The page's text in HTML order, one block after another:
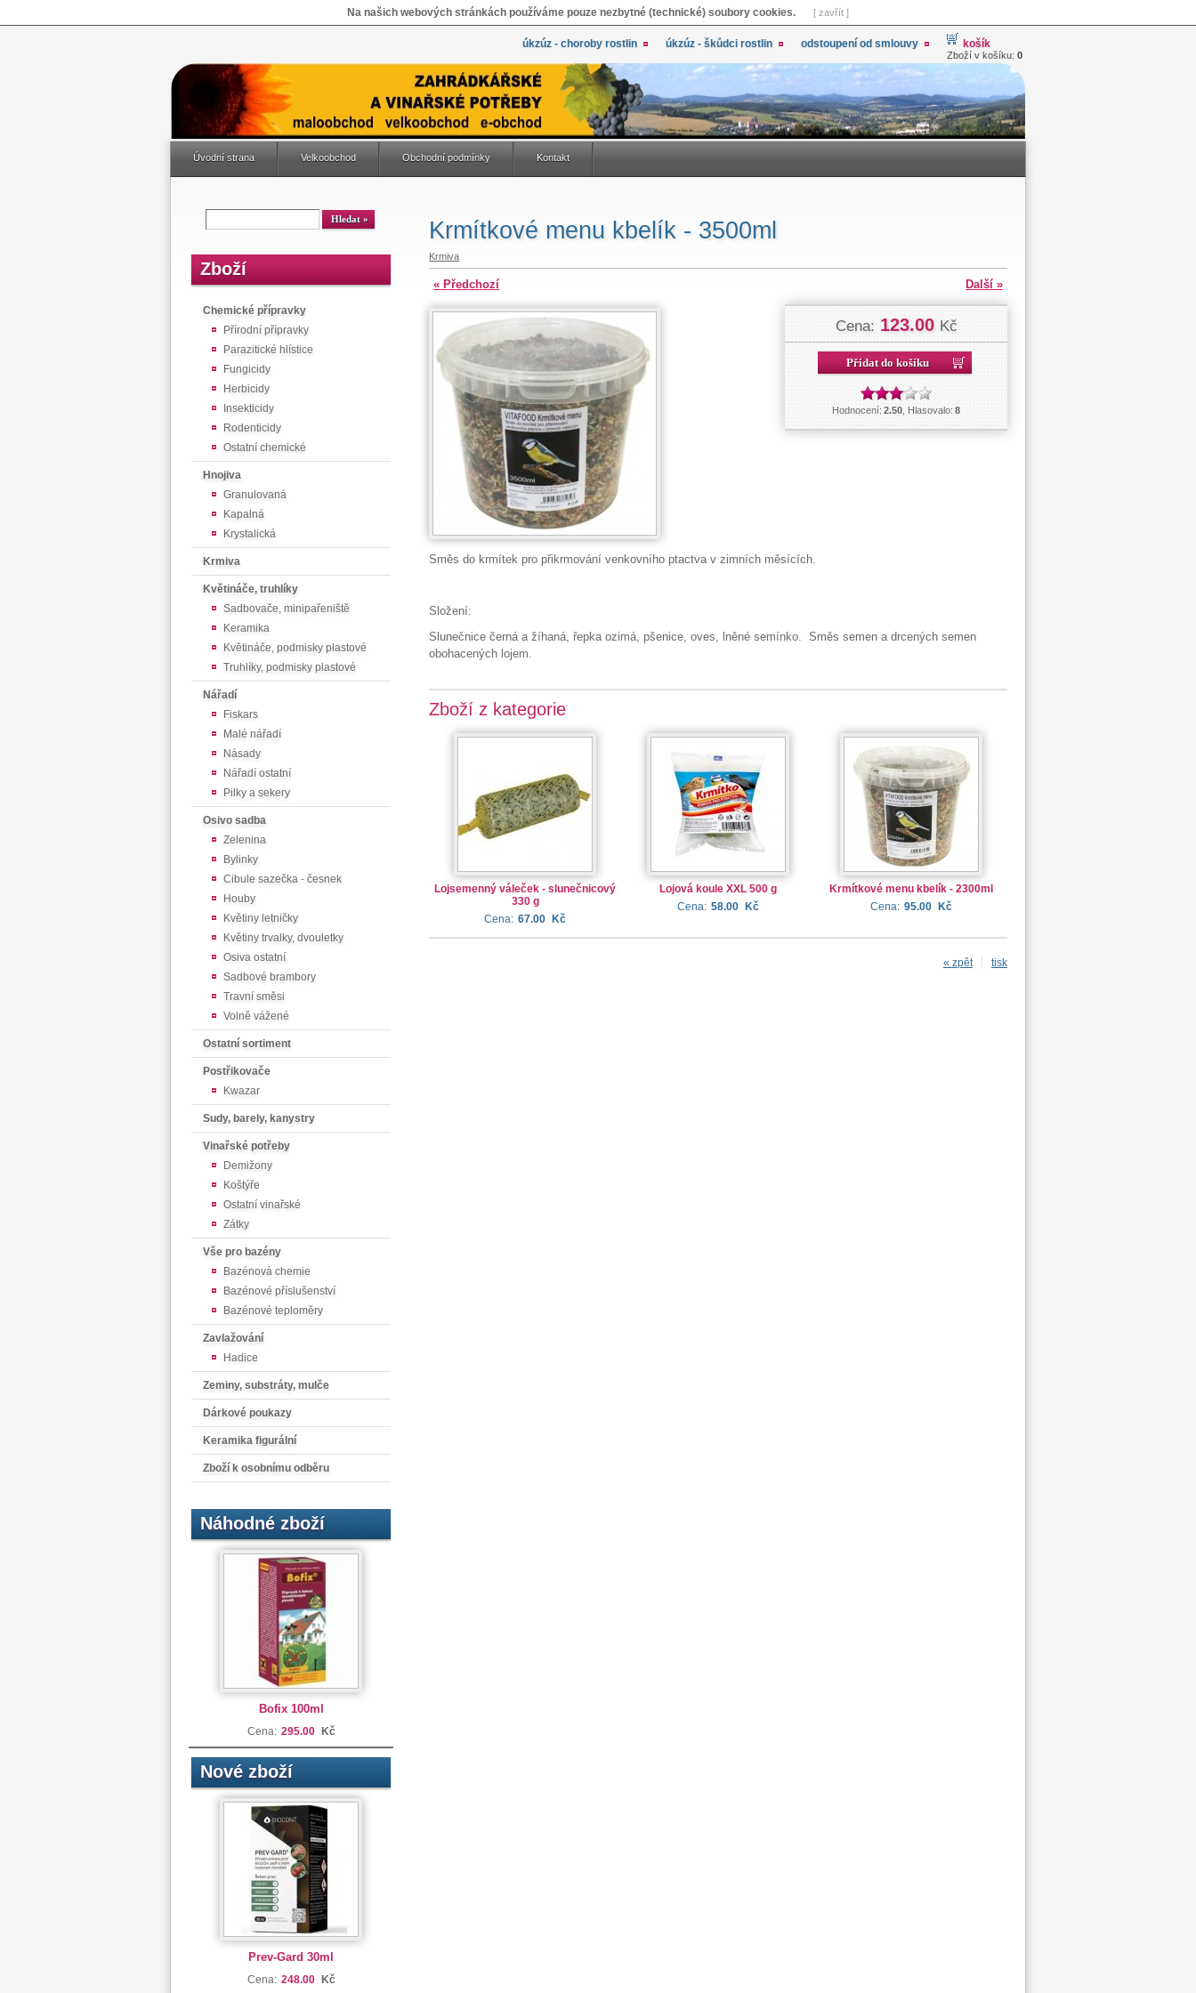
Na našich webových stránkách používáme pouze nezbytné (technické) soubory cookies. [ zavřít ]
úkzúz - choroby rostlin úkzúz - škůdci rostlin odstoupení od smlouvy košík
Zboží v košíku: 0
Úvodní strana Velkoobchod Obchodní podmínky Kontakt
Zboží
Chemické přípravky
Přírodní přípravky
Parazitické hlístice
Fungicidy
Herbicidy
Insekticidy
Rodenticidy
Ostatní chemické
Hnojiva
Granulovaná
Kapalná
Krystalická
Krmiva
Květináče, truhlíky
Sadbovače, minipařeniště
Keramika
Květináče, podmisky plastové
Truhlíky, podmisky plastové
Nářadí
Fiskars
Malé nářadí
Násady
Nářadí ostatní
Pilky a sekery
Osivo sadba
Zelenina
Bylinky
Cibule sazečka - česnek
Houby
Květiny letničky
Květiny trvalky, dvouletky
Osiva ostatní
Sadbové brambory
Travní směsi
Volně vážené
Ostatní sortiment
Postřikovače
Kwazar
Sudy, barely, kanystry
Vinařské potřeby
Demižony
Koštýře
Ostatní vinařské
Zátky
Vše pro bazény
Bazénová chemie
Bazénové příslušenství
Bazénové teploměry
Zavlažování
Hadice
Zeminy, substráty, mulče
Dárkové poukazy
Keramika figurální
Zboží k osobnímu odběru
Náhodné zboží
Bofix 100ml
Cena: 295.00 Kč
Nové zboží
Prev-Gard 30ml
Cena: 248.00 Kč
Krmítkové menu kbelík - 3500ml
Krmiva
« Předchozí Další »
Cena: 123.00 Kč
Hodnocení:2.50, Hlasovalo:8
Směs do krmítek pro přikrmování venkovního ptactva v zimních měsících.
Složení:
Slunečnice černá a žíhaná, řepka ozimá, pšenice, oves, lněné semínko. Směs semen a drcených semen
obohacených lojem.
Zboží z kategorie
Lojsemenný váleček - slunečnicový
330 g
Cena: 67.00 Kč
Lojová koule XXL 500 g
Cena: 58.00 Kč
Krmítkové menu kbelík - 2300ml
Cena: 95.00 Kč
tisk
« zpět